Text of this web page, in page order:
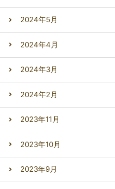
2024年5月
2024年4月
2024年3月
2024年2月
2023年11月
2023年10月
2023年9月